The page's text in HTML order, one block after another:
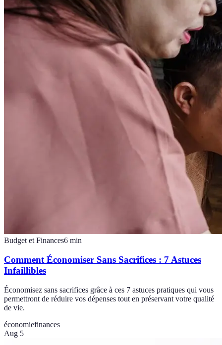
Budget et Finances6 min
Comment Économiser Sans Sacrifices : 7 Astuces
Infaillibles
Économisez sans sacrifices grâce à ces 7 astuces pratiques qui vous
permettront de réduire vos dépenses tout en préservant votre qualité
de vie.
économiefinances
Aug 5